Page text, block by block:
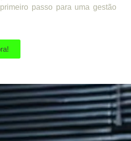
passo para uma gestão